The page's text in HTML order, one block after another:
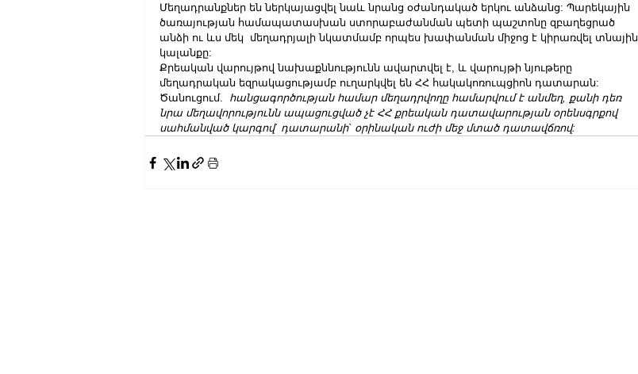
Մեղադրանքներ են ներկայացվել նաև նրանց օժանդակած երկու անձանց: Պարեկային
ծառայության համապատասխան ստորաբաժանման պետի պաշտոնը զբաղեցրած
անձի ու ևս մեկ  մեղադրյալի նկատմամբ որպես խափանման միջոց է կիրառվել տնային
կալանքը:
Քրեական վարույթով նախաքննությունն ավարտվել է, և վարույթի նյութերը
մեղադրական եզրակացությամբ ուղարկվել են ՀՀ հակակոռուպցիոն դատարան:
Ծանուցում. հանցագործության համար մեղադրվողը համարվում է անմեղ, քանի դեռ
նրա մեղավորությունն ապացուցված չէ ՀՀ քրեական դատավարության օրենսգրքով
սահմանված կարգով` դատարանի` օրինական ուժի մեջ մտած դատավճռով: